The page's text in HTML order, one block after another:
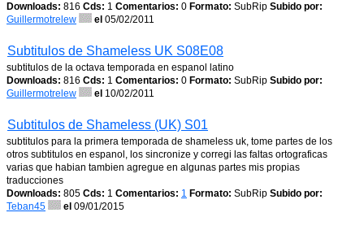
Downloads: 816 Cds: 1 Comentarios: 0 Formato: SubRip Subido por:
Guillermotrelew
el 05/02/2011
Subtitulos de Shameless UK S08E08
subtitulos de la octava temporada en espanol latino
Downloads: 816 Cds: 1 Comentarios: 0 Formato: SubRip Subido por:
Guillermotrelew
el 10/02/2011
Subtitulos de Shameless (UK) S01
subtitulos para la primera temporada de shameless uk, tome partes de los
otros subtitulos en espanol, los sincronize y corregi las faltas ortograficas
varias que habian tambien agregue en algunas partes mis propias
traducciones
Downloads: 805 Cds: 1 Comentarios: 1 Formato: SubRip Subido por:
Teban45
el 09/01/2015